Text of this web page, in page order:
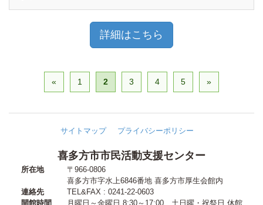
詳細はこちら
« 1 2 3 4 5 »
喜多方市市民活動支援センター
所在地
〒966-0806
喜多方市字水上6846番地 喜多方市厚生会館内
連絡先
TEL&FAX : 0241-22-0603
開館時間
月曜日～金曜日 8:30～17:00、 土日曜・祝祭日 休館
サイトマップ プライバシーポリシー